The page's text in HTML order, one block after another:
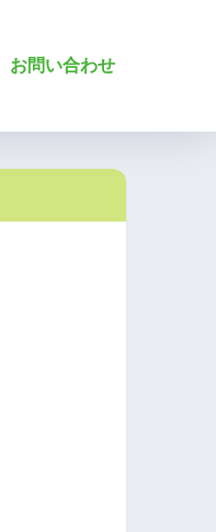
お問い合わせ